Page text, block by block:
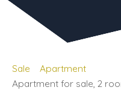
Sale
Apartment
Apartment for sale, 2